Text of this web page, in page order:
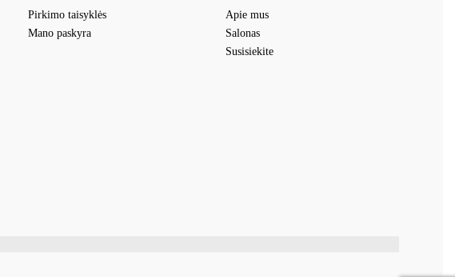
Pirkimo taisyklės
Mano paskyra
Apie mus
Salonas
Susisiekite